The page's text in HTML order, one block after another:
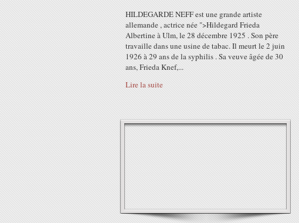
HILDEGARDE NEFF est une grande artiste
allemande , actrice née ">Hildegard Frieda
Albertine à Ulm, le 28 décembre 1925 . Son père
travaille dans une usine de tabac. Il meurt le 2 juin
1926 à 29 ans de la syphilis . Sa veuve âgée de 30
ans, Frieda Knef,...
Lire la suite